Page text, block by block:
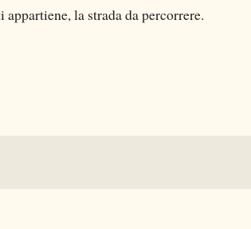
la strada da percorrere.